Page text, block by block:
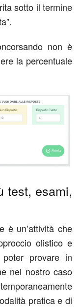
sotto il termine
non è
la percentuale
test, esami,
è un’attività che
olistico e
poter provare in
nel nostro caso
pratica e di